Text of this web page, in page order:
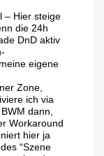
– Hier steige
die 24h
DnD aktiv
eigene
Zone,
ich via
dann,
Workaround
hier ja
“Szene